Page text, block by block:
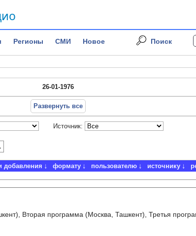
Регионы СМИ Новое Поиск
26-01-1976
Развернуть все
Источник:
добавления формату пользователю источнику
Вторая программа (Москва, Ташкент), Третья